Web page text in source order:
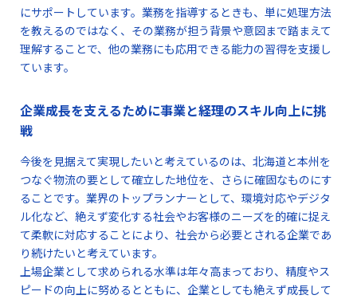
にサポートしています。業務を指導するときも、単に処理方法
を教えるのではなく、その業務が担う背景や意図まで踏まえて
理解することで、他の業務にも応用できる能力の習得を支援し
ています。
企業成長を支えるために事業と経理のスキル向上に挑
戦
今後を見据えて実現したいと考えているのは、北海道と本州を
つなぐ物流の要として確立した地位を、さらに確固なものにす
ることです。業界のトップランナーとして、環境対応やデジタ
ル化など、絶えず変化する社会やお客様のニーズを的確に捉え
て柔軟に対応することにより、社会から必要とされる企業であ
り続けたいと考えています。
上場企業として求められる水準は年々高まっており、精度やス
ピードの向上に努めるとともに、企業としても絶えず成長して